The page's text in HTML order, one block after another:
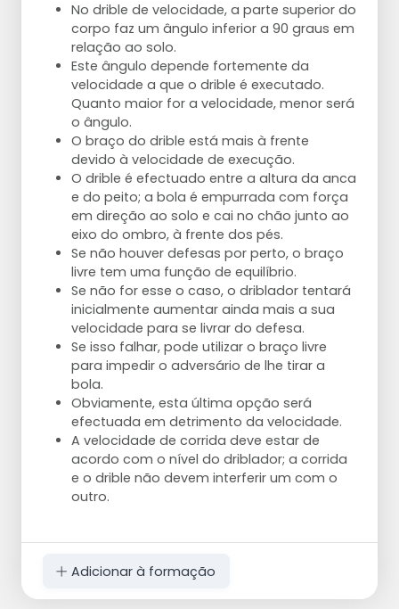
No drible de velocidade, a parte superior do
corpo faz um ângulo inferior a 90 graus em
relação ao solo.
Este ângulo depende fortemente da
velocidade a que o drible é executado.
Quanto maior for a velocidade, menor será
o ângulo.
O braço do drible está mais à frente
devido à velocidade de execução.
O drible é efectuado entre a altura da anca
e do peito; a bola é empurrada com força
em direção ao solo e cai no chão junto ao
eixo do ombro, à frente dos pés.
Se não houver defesas por perto, o braço
livre tem uma função de equilíbrio.
Se não for esse o caso, o driblador tentará
inicialmente aumentar ainda mais a sua
velocidade para se livrar do defesa.
Se isso falhar, pode utilizar o braço livre
para impedir o adversário de lhe tirar a
bola.
Obviamente, esta última opção será
efectuada em detrimento da velocidade.
A velocidade de corrida deve estar de
acordo com o nível do driblador; a corrida
e o drible não devem interferir um com o
outro.
Adicionar à formação